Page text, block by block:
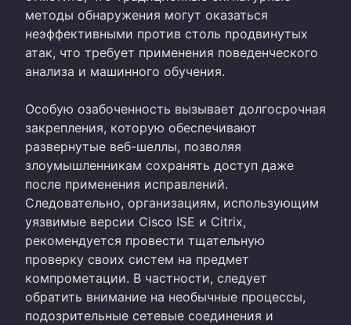
методы обнаружения могут оказаться
неэффективными против столь продвинутых
атак, что требует применения поведенческого
анализа и машинного обучения.
Особую озабоченность вызывает долгосрочная
закрепления, которую обеспечивают
развернутые веб-шеллы, позволяя
злоумышленникам сохранять доступ даже
после применения исправлений.
Следовательно, организациям, использующим
уязвимые версии Cisco ISE и Citrix,
рекомендуется провести тщательную
проверку своих систем на предмет
компрометации. В частности, следует
обратить внимание на необычные процессы,
подозрительные сетевые соединения и